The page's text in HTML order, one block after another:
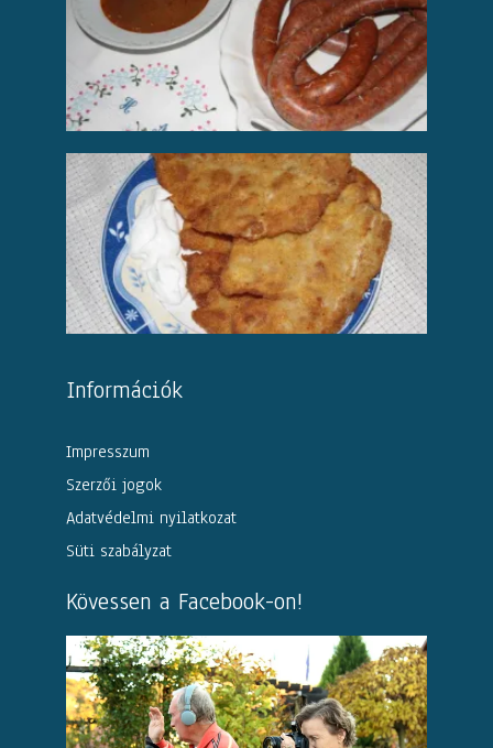
Információk
Impresszum
Szerzői jogok
Adatvédelmi nyilatkozat
Süti szabályzat
Kövessen a Facebook-on!